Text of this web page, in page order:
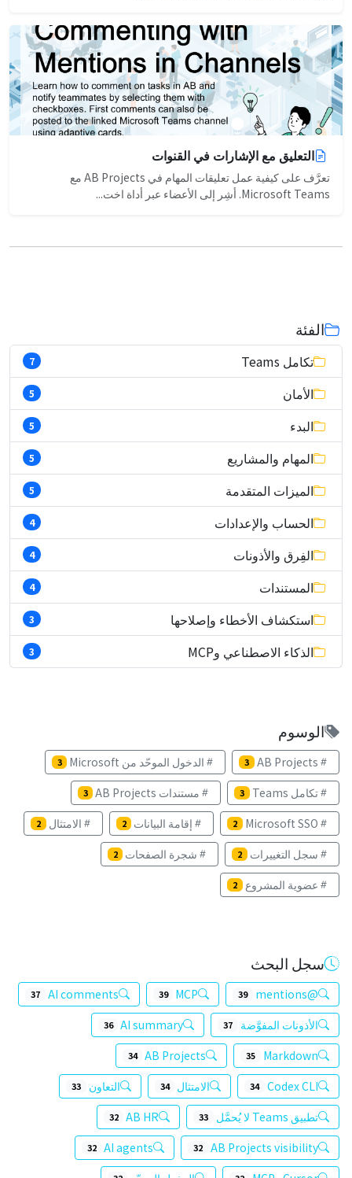
التعليق مع الإشارات في القنوات
تعرَّف على كيفية عمل تعليقات المهام في AB Projects مع
Microsoft Teams. أشِر إلى الأعضاء عبر أداة اخت...
الفئة
تكامل Teams 7
الأمان 5
البدء 5
المهام والمشاريع 5
الميزات المتقدمة 5
الحساب والإعدادات 4
الفِرق والأذونات 4
المستندات 4
استكشاف الأخطاء وإصلاحها 3
الذكاء الاصطناعي وMCP 3
الوسوم
AB Projects
3 الدخول الموحّد من Microsoft 3
تكامل Teams 3 مستندات AB Projects 3
Microsoft SSO
2 إقامة البيانات 2 الامتثال 2
سجل التغييرات 2 شجرة الصفحات 2
عضوية المشروع 2
سجل البحث
@mentions
39
MCP
39
AI comments
37
الأذونات المفوَّضة 37
AI summary
36
Markdown
35
AB Projects
34
Codex CLI
34 الامتثال 34 التعاون 33
تطبيق Teams لا يُحمَّل 33
AB HR
32
AB Projects visibility
32
AI agents
32